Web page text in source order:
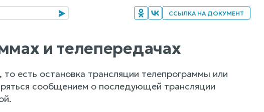
ССЫЛКА НА ДОКУМЕНТ
и телепередачах
есть остановка трансляции телепрограммы или
сообщением о последующей трансляции